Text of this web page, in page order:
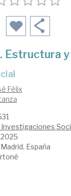
Estructura
Félix
2025
Madrid. España